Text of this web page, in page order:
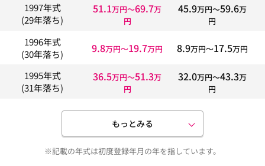
1997年式
(29年落ち)
51.1万円〜69.7万
円
45.9万円〜59.6万
円
1996年式
(30年落ち)
9.8万円〜19.7万円 8.9万円〜17.5万円
1995年式
(31年落ち)
36.5万円〜51.3万
円
32.0万円〜43.3万
円
もっとみる
※記載の年式は初度登録年月の年を指しています。